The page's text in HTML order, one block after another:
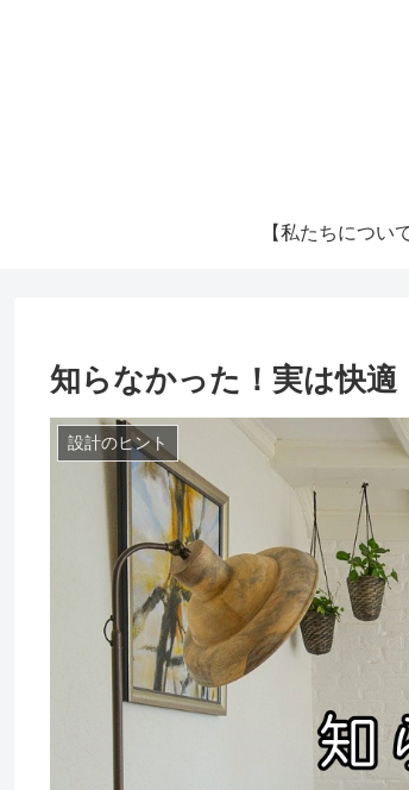
【私たちについ
知らなかった！実は快
設計のヒント